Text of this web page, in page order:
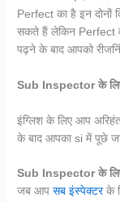
Perfect का है इन दोनों
सकते हैं लेकिन Perfect
पढ़ने के बाद आपको
Sub Inspector के
इंग्लिश के लिए आप
के बाद आपका si में पूछे
Sub Inspector के लिए
जब आपसब इंस्पेक्टरके